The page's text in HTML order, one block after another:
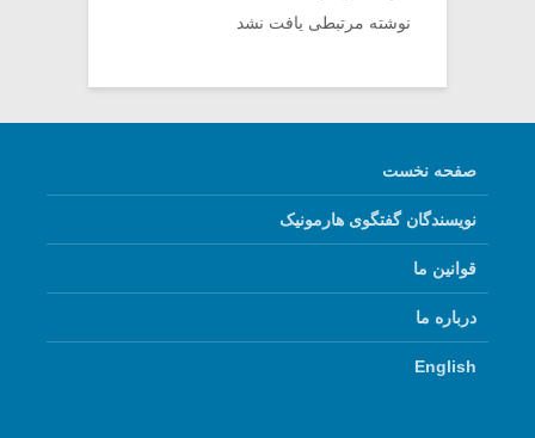
نوشته مرتبطی یافت نشد
صفحه نخست
نویسندگان گفتگوی هارمونیک
قوانین ما
درباره ما
English